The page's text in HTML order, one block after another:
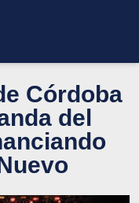
Córdoba
del